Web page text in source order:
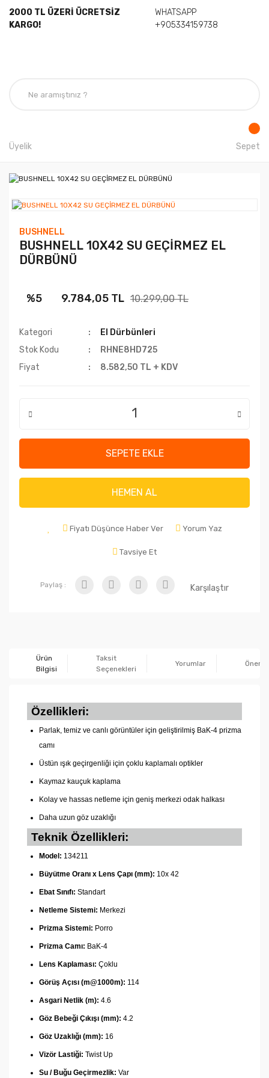
2000 TL ÜZERİ ÜCRETSİZ
KARGO!
WHATSAPP
+905334159738
Üyelik Sepet
BUSHNELL
BUSHNELL 10X42 SU GEÇİRMEZ EL
DÜRBÜNÜ
%5 9.784,05 TL 10.299,00 TL
Kategori
El Dürbünleri
Stok Kodu
RHNE8HD725
Fiyat
8.582,50 TL + KDV
SEPETE EKLE
HEMEN AL
Fiyatı Düşünce Haber Ver Yorum Yaz
Tavsiye Et
Paylaş : Karşılaştır
Ürün
Bilgisi
Taksit
Seçenekleri
Yorumlar
Özellikleri:
Parlak, temiz ve canlı görüntüler için geliştirilmiş BaK-4 prizma
camı
Üstün ışık geçirgenliği için çoklu kaplamalı optikler
Kaymaz kauçuk kaplama
Kolay ve hassas netleme için geniş merkezi odak halkası
Daha uzun göz uzaklığı
Teknik Özellikleri:
Model: 134211
Büyütme Oranı x Lens Çapı (mm): 10x 42
Ebat Sınıfı: Standart
Netleme Sistemi: Merkezi
Prizma Sistemi: Porro
Prizma Camı: BaK-4
Lens Kaplaması: Çoklu
Görüş Açısı (m@1000m): 114
Asgari Netlik (m): 4.6
Göz Bebeği Çıkışı (mm): 4.2
Göz Uzaklığı (mm): 16
Vizör Lastiği: Twist Up
Su / Buğu Geçirmezlik: Var